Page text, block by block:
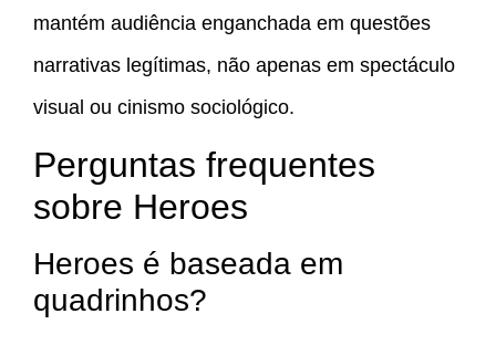
mantém audiência enganchada em questões
narrativas legítimas, não apenas em spectáculo
visual ou cinismo sociológico.
Perguntas frequentes
sobre Heroes
Heroes é baseada em
quadrinhos?